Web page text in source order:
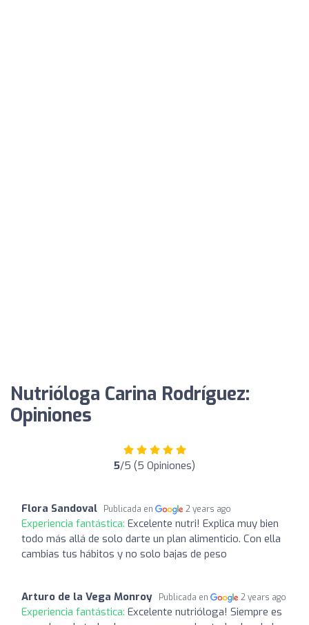
Nutrióloga Carina Rodríguez:
Opiniones
5/5 (5 Opiniones)
Flora Sandoval Publicada en 2 years ago
Experiencia fantástica: Excelente nutri! Explica muy bien
todo más allá de solo darte un plan alimenticio. Con ella
cambias tus hábitos y no solo bajas de peso
Arturo de la Vega Monroy Publicada en 2 years ago
Experiencia fantástica: Excelente nutrióloga! Siempre es